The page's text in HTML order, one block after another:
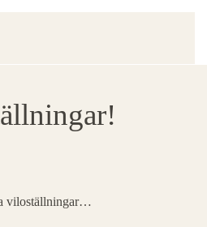
viloställningar…